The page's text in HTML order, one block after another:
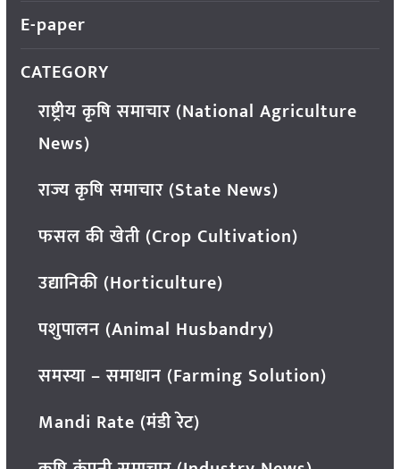
E-paper
CATEGORY
राष्ट्रीय कृषि समाचार (National Agriculture
News)
राज्य कृषि समाचार (State News)
फसल की खेती (Crop Cultivation)
उद्यानिकी (Horticulture)
पशुपालन (Animal Husbandry)
समस्या – समाधान (Farming Solution)
Mandi Rate (मंडी रेट)